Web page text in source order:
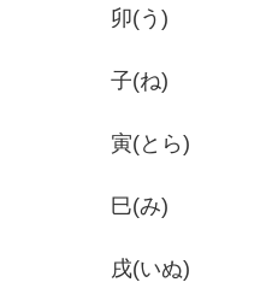
卯(う)
子(ね)
寅(とら)
巳(み)
戌(いぬ)